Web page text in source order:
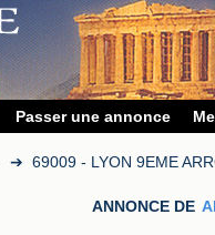
Passer une annonce
➔ 69009 - LYON 9EME
ANNONCE DE